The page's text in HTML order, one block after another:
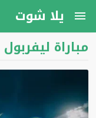
يلا شوت
مباراة ليفربول